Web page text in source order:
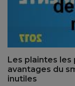
Les plaintes les
avantages du
inutiles